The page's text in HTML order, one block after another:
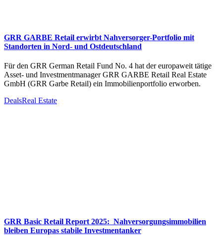
GRR GARBE Retail erwirbt Nahversorger-Portfolio mit
Standorten in Nord- und Ostdeutschland
Für den GRR German Retail Fund No. 4 hat der europaweit tätige
Asset- und Investmentmanager GRR GARBE Retail Real Estate
GmbH (GRR Garbe Retail) ein Immobilienportfolio erworben.
DealsReal Estate
GRR Basic Retail Report 2025: Nahversorgungsimmobilien
bleiben Europas stabile Investmentanker